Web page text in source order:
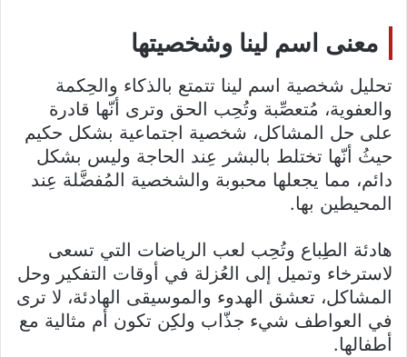
معنى اسم لينا وشخصيتها
تحليل شخصية اسم لينا تتمتع بالذكاء والحِكمة
والعفوية، مُتعصِّبة وتُحِب الحق وترى أنّها قادرة
على حل المشاكل، شخصية اجتماعية بشكل حكيم
حيثُ أنّها تختلط بالبشر عِند الحاجة وليس بشكل
دائم، مما يجعلها محبوبة والشخصية المُفضَّلة عِند
المحيطين بها.
هادئة الطِباع وتُحِب لعب الرياضات التي تسعى
لاسترخاء وتميل إلى العُزلة في أوقات التفكير وحل
المشاكل، تعشق الهدوء والموسيقى الهادئة، لا ترى
في العواطف شيء جذّاب ولكِن تكون أم مثالية مع
أطفالها.